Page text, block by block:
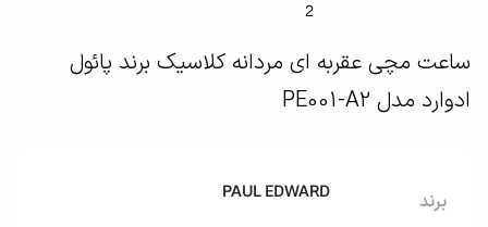
ساعت مچی عقربه ای مردانه کلاسیک برند پائول
ادوارد مدل PE001-A2
برند PAUL EDWARD